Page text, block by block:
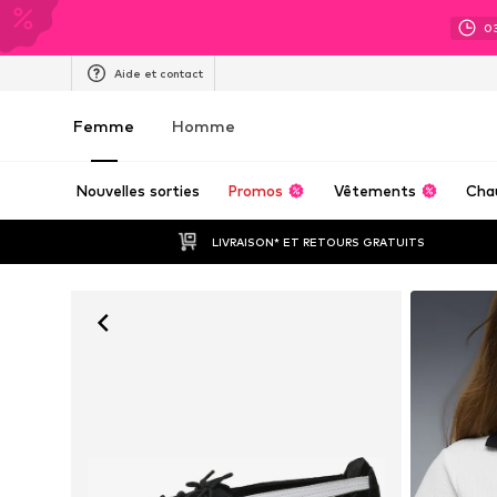
Aide et contact
Femme Homme
Nouvelles sorties Promos Vêtements
LIVRAISON* ET RETOURS GRATUITS